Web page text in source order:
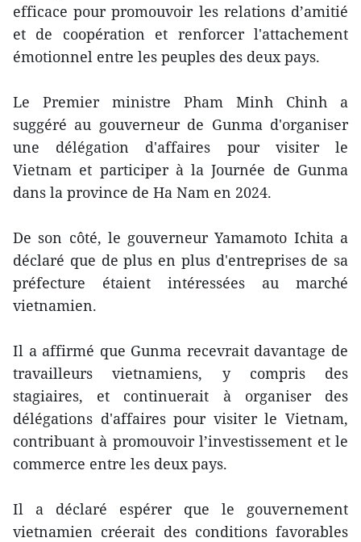
efficace pour promouvoir les relations d’amitié
et de coopération et renforcer l'attachement
émotionnel entre les peuples des deux pays.
Le Premier ministre Pham Minh Chinh a
suggéré au gouverneur de Gunma d'organiser
une délégation d'affaires pour visiter le
Vietnam et participer à la Journée de Gunma
dans la province de Ha Nam en 2024.
De son côté, le gouverneur Yamamoto Ichita a
déclaré que de plus en plus d'entreprises de sa
préfecture étaient intéressées au marché
vietnamien.
Il a affirmé que Gunma recevrait davantage de
travailleurs vietnamiens, y compris des
stagiaires, et continuerait à organiser des
délégations d'affaires pour visiter le Vietnam,
contribuant à promouvoir l’investissement et le
commerce entre les deux pays.
Il a déclaré espérer que le gouvernement
vietnamien créerait des conditions favorables